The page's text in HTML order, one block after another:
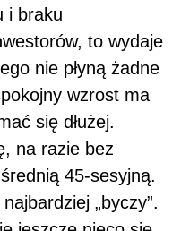
i braku
to wydaje
nie płyną żadne
wzrost ma
się dłużej.
na razie bez
45-sesyjną.
„byczy”.